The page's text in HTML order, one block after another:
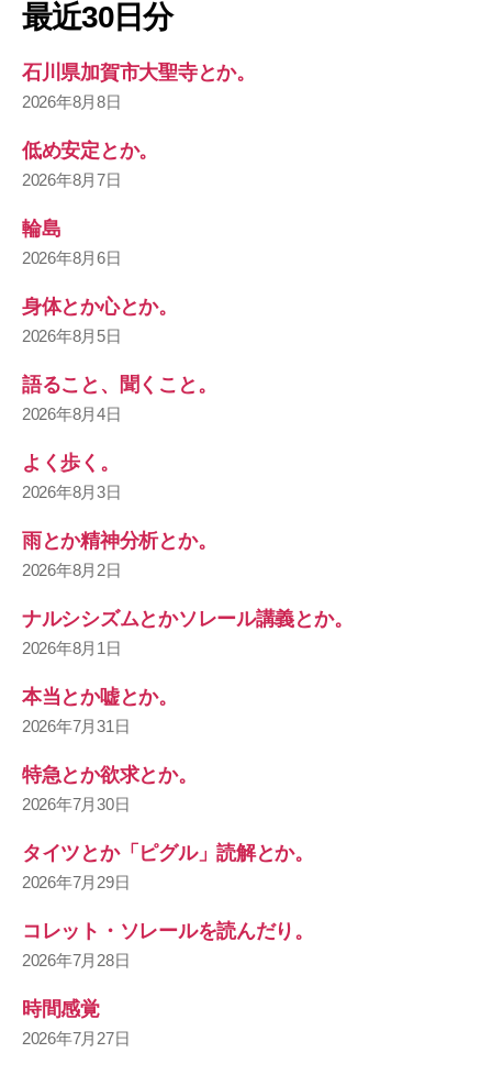
最近30日分
石川県加賀市大聖寺とか。
2026年8月8日
低め安定とか。
2026年8月7日
輪島
2026年8月6日
身体とか心とか。
2026年8月5日
語ること、聞くこと。
2026年8月4日
よく歩く。
2026年8月3日
雨とか精神分析とか。
2026年8月2日
ナルシシズムとかソレール講義とか。
2026年8月1日
本当とか嘘とか。
2026年7月31日
特急とか欲求とか。
2026年7月30日
タイツとか「ピグル」読解とか。
2026年7月29日
コレット・ソレールを読んだり。
2026年7月28日
時間感覚
2026年7月27日